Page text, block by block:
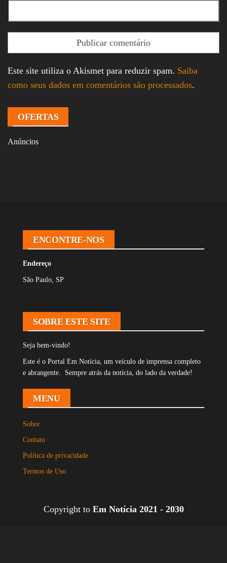
Este site utiliza o Akismet para reduzir spam. Saiba
como seus dados em comentários são processados.
OFERTAS
Anúncios
ENCONTRE-NOS
Endereço
São Paulo, SP
SOBRE ESTE SITE
Seja bem-vindo!
Este é o Portal Em Notícia, um veículo de imprensa completo
e abrangente. Sempre atrás da notícia, do lado da verdade!
MENU
Sobre
Contato
Política de privacidade
Termos de Uso
Copyright to Em Notícia 2021 - 2030